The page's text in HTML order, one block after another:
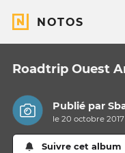
NOTOS
Roadtrip Ouest
Publié par
le 20 octobre 2017
Suivre cet album